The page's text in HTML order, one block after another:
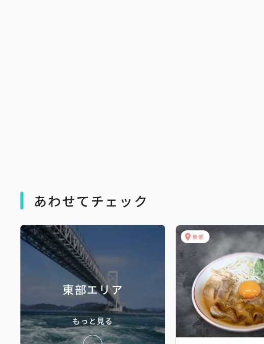
あわせてチェック
東部エリア
もっと見る
東部